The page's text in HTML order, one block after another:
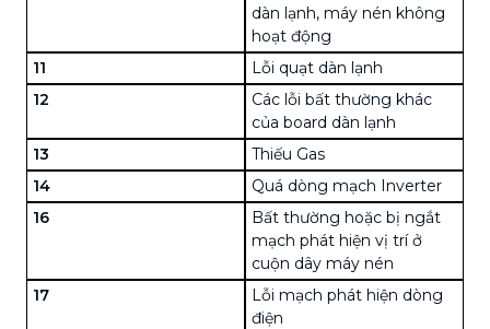
dàn lạnh, máy nén không
hoạt động
11
Lỗi quạt dàn lạnh
12
Các lỗi bất thường khác
của board dàn lạnh
13
Thiếu Gas
14
Quá dòng mạch Inverter
16
Bất thường hoặc bị ngắt
mạch phát hiện vị trí ở
cuộn dây máy nén
17
Lỗi mạch phát hiện dòng
điện